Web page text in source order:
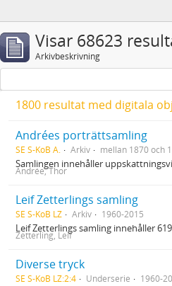
Visar 68623
Arkivbeskrivning
1800 resultat med digitala
Andrées porträttsamling
SE S-KoB A. Arkiv mellan 1870 och
Samlingen innehåller
Andrée, Thor
Leif Zetterlings samling
SE S-KoB LZ Arkiv 1960-2015
Leif Zetterlings samling innehåller
Zetterling, Leif
Diverse tryck
SE S-KoB LZ:2:4 Underserie
1960-